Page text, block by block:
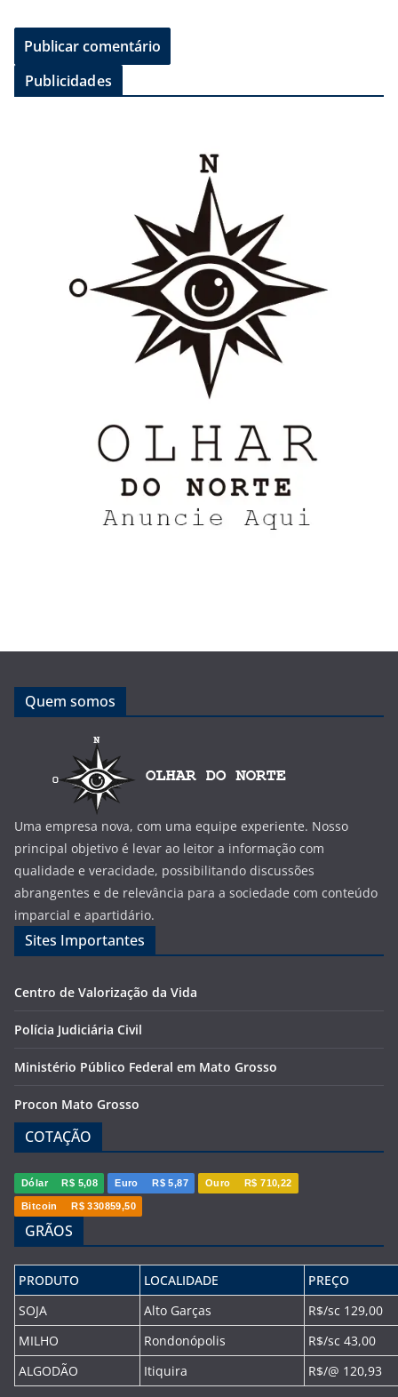
Publicidades
Quem somos
Uma empresa nova, com uma equipe experiente. Nosso
principal objetivo é levar ao leitor a informação com
qualidade e veracidade, possibilitando discussões
abrangentes e de relevância para a sociedade com conteúdo
imparcial e apartidário.
Sites Importantes
Centro de Valorização da Vida
Polícia Judiciária Civil
Ministério Público Federal em Mato Grosso
Procon Mato Grosso
COTAÇÃO
Dólar R$ 5,08 Euro R$ 5,87 Ouro R$ 710,22
Bitcoin R$ 330859,50
GRÃOS
PRODUTO LOCALIDADE
PREÇO
SOJA
Alto Garças
R$/sc 129,00
MILHO
Rondonópolis
R$/sc 43,00
ALGODÃO
Itiquira R$/@ 120,93